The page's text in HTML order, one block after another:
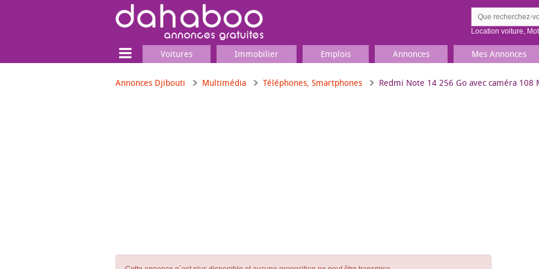
Location voiture,
Voitures Immobilier Emplois Annonces Mes Annonces
Annonces Djibouti Multimédia Téléphones, Smartphones Redmi Note 14 256 Go avec caméra